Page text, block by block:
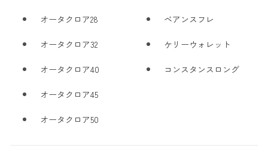
オータクロア28
オータクロア32
オータクロア40
オータクロア45
オータクロア50
ベアンスフレ
ケリーウォレット
コンスタンスロング